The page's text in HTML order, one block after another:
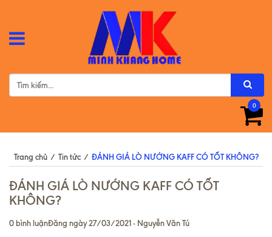
0
Trang chủ / Tin tức / ĐÁNH GIÁ LÒ NƯỚNG KAFF CÓ TỐT KHÔNG?
ĐÁNH GIÁ LÒ NƯỚNG KAFF CÓ TỐT
KHÔNG?
Đăng ngày 27/03/2021 - Nguyễn Văn Tú
0 bình luận